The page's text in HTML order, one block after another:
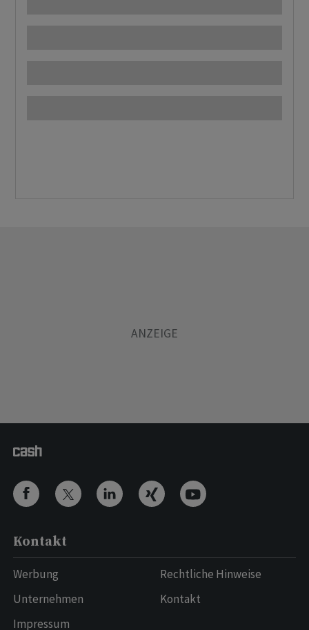
Kontakt
Werbung
Unternehmen
Impressum
Rechtliche Hinweise
Kontakt